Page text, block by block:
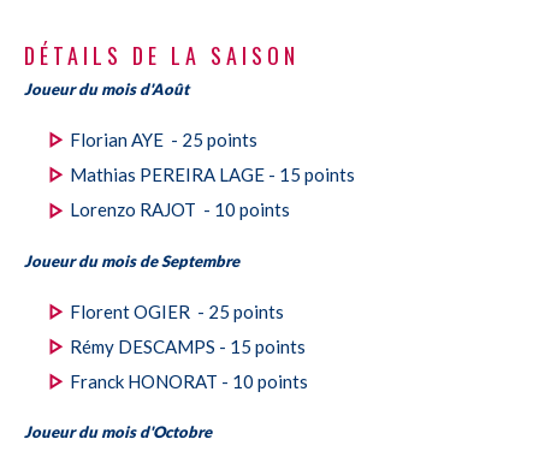
DÉTAILS DE LA SAISON
Joueur du mois d'Août
Florian AYE - 25 points
Mathias PEREIRA LAGE - 15 points
Lorenzo RAJOT - 10 points
Joueur du mois de Septembre
Florent OGIER - 25 points
Rémy DESCAMPS - 15 points
Franck HONORAT - 10 points
Joueur du mois d'Octobre